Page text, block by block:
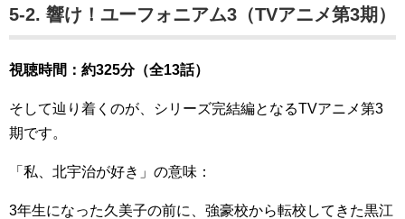
5-2. 響け！ユーフォニアム3（TVアニメ第3期）
視聴時間：約325分（全13話）
そして辿り着くのが、シリーズ完結編となるTVアニメ第3
期です。
「私、北宇治が好き」の意味：
3年生になった久美子の前に、強豪校から転校してきた黒江